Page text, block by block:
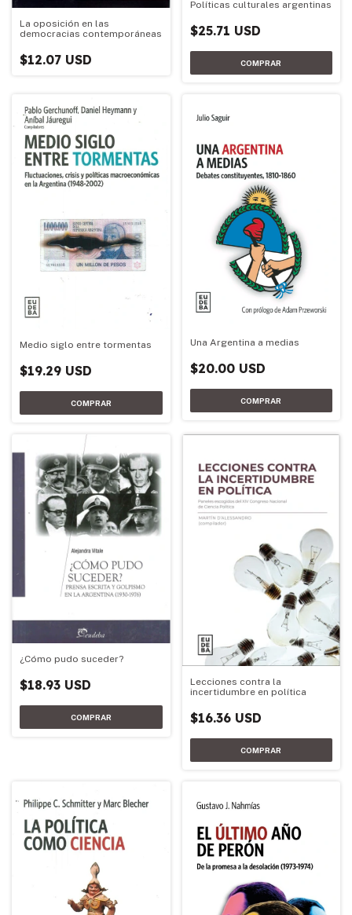
La oposición en las
democracias contemporáneas
$12.07 USD
Políticas culturales argentinas
$25.71 USD
Medio siglo entre tormentas
$19.29 USD
Una Argentina a medias
$20.00 USD
¿Cómo pudo suceder?
$18.93 USD
Lecciones contra la
incertidumbre en política
$16.36 USD